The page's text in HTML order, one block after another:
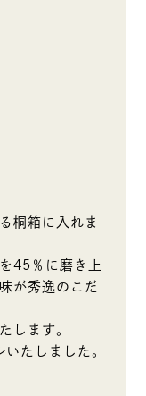
桐箱に入れま
45％に磨き上
が秀逸のこだ
します。
たしました。